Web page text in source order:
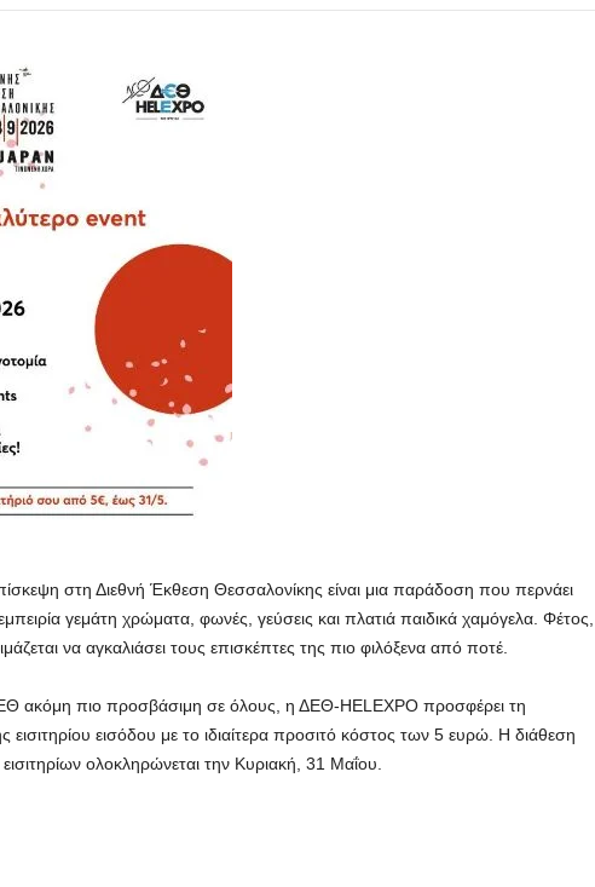
στη Διεθνή Έκθεση Θεσσαλονίκης είναι μια παράδοση που περνάει
γεμάτη χρώματα, φωνές, γεύσεις και πλατιά παιδικά χαμόγελα. Φέτος,
να αγκαλιάσει τους επισκέπτες της πιο φιλόξενα από ποτέ.
ακόμη πιο προσβάσιμη σε όλους, η ΔΕΘ-HELEXPO προσφέρει τη
εισιτηρίου εισόδου με το ιδιαίτερα προσιτό κόστος των 5 ευρώ. Η διάθεση
ολοκληρώνεται την Κυριακή, 31 Μαΐου.